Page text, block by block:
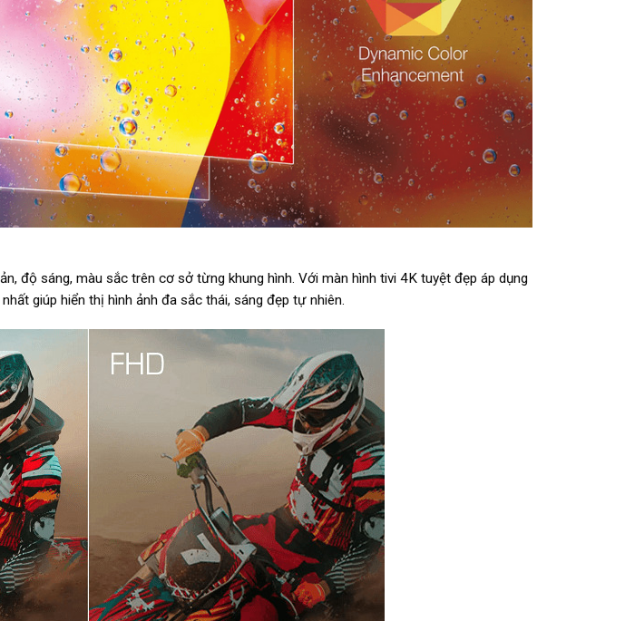
độ sáng, màu sắc trên cơ sở từng khung hình. Với màn hình tivi 4K tuyệt đẹp áp dụng
giúp hiển thị hình ảnh đa sắc thái, sáng đẹp tự nhiên.